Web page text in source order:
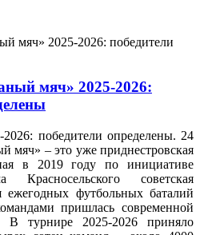
мяч» 2025-2026:
победители определены. 24
мяч» – это уже приднестровская
в 2019 году по инициативе
Красносельского советская
ежегодных футбольных баталий
пришлась современной
турнире 2025-2026 приняло